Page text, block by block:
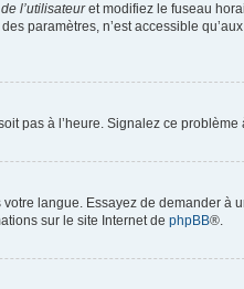
l’utilisateuret modifiez le fuseau
paramètres, n’est accessible
pas à l’heure. Signalez ce problème
langue. Essayez de demander à
sur le site Internet de phpBB®.